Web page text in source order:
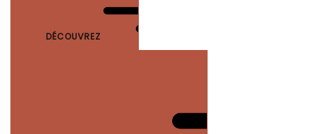
DÉCOUVREZ